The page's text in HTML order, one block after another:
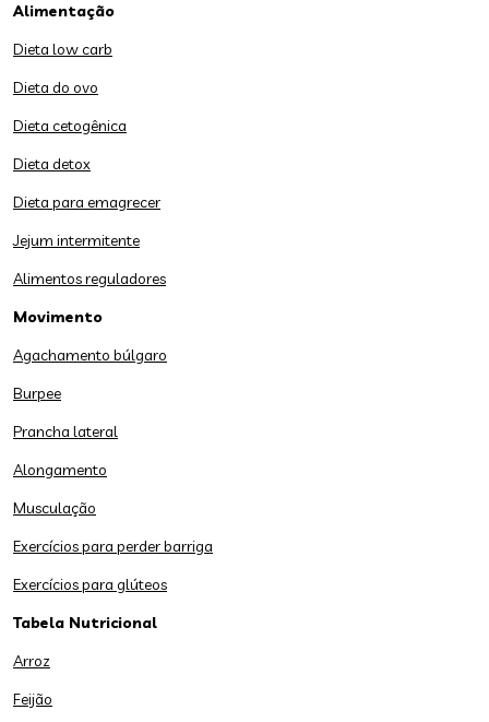
Alimentação
Dieta low carb
Dieta do ovo
Dieta cetogênica
Dieta detox
Dieta para emagrecer
Jejum intermitente
Alimentos reguladores
Movimento
Agachamento búlgaro
Burpee
Prancha lateral
Alongamento
Musculação
Exercícios para perder barriga
Exercícios para glúteos
Tabela Nutricional
Arroz
Feijão